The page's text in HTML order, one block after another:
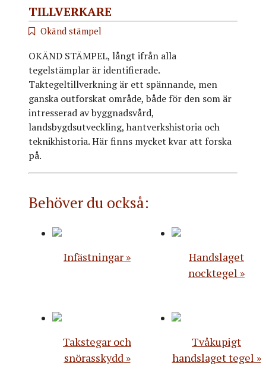
TILLVERKARE
Okänd stämpel
OKÄND STÄMPEL, långt ifrån alla
tegelstämplar är identifierade.
Taktegeltillverkning är ett spännande, men
ganska outforskat område, både för den som är
intresserad av byggnadsvård,
landsbygdsutveckling, hantverkshistoria och
teknikhistoria. Här finns mycket kvar att forska
på.
Behöver du också:
Infästningar
Handslaget
nocktegel
Takstegar och
snörasskydd
Tvåkupigt
handslaget tegel